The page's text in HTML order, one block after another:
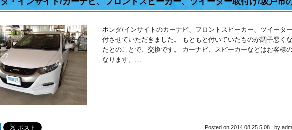
ホンダ/インサイトのカーナビ、フロントスピーカー、ツイータ
付させていただきました。 もともと付いていたものが調子悪く
たとのことで、交換です。 カーナビ、スピーカーなどはお客様
なります。…
Posted on 2014.08.25 5:08| by